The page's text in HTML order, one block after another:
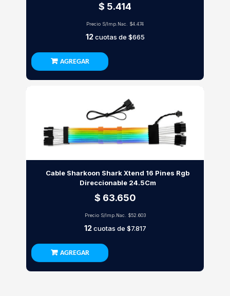
$ 5.414
Precio S/Imp.Nac. $4.474
12cuotas de $665
AGREGAR
Cable Sharkoon Shark Xtend 16 Pines Rgb
Direccionable 24.5Cm
$ 63.650
Precio S/Imp.Nac. $52.603
12cuotas de $7.817
AGREGAR